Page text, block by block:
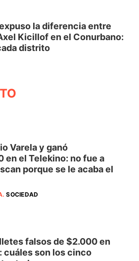
la diferencia entre
Kicillof en el Conurbano:
distrito
Varela y ganó
en el Telekino: no fue a
porque se le acaba el
.SOCIEDAD
falsos de $2.000 en
cuáles son los cinco